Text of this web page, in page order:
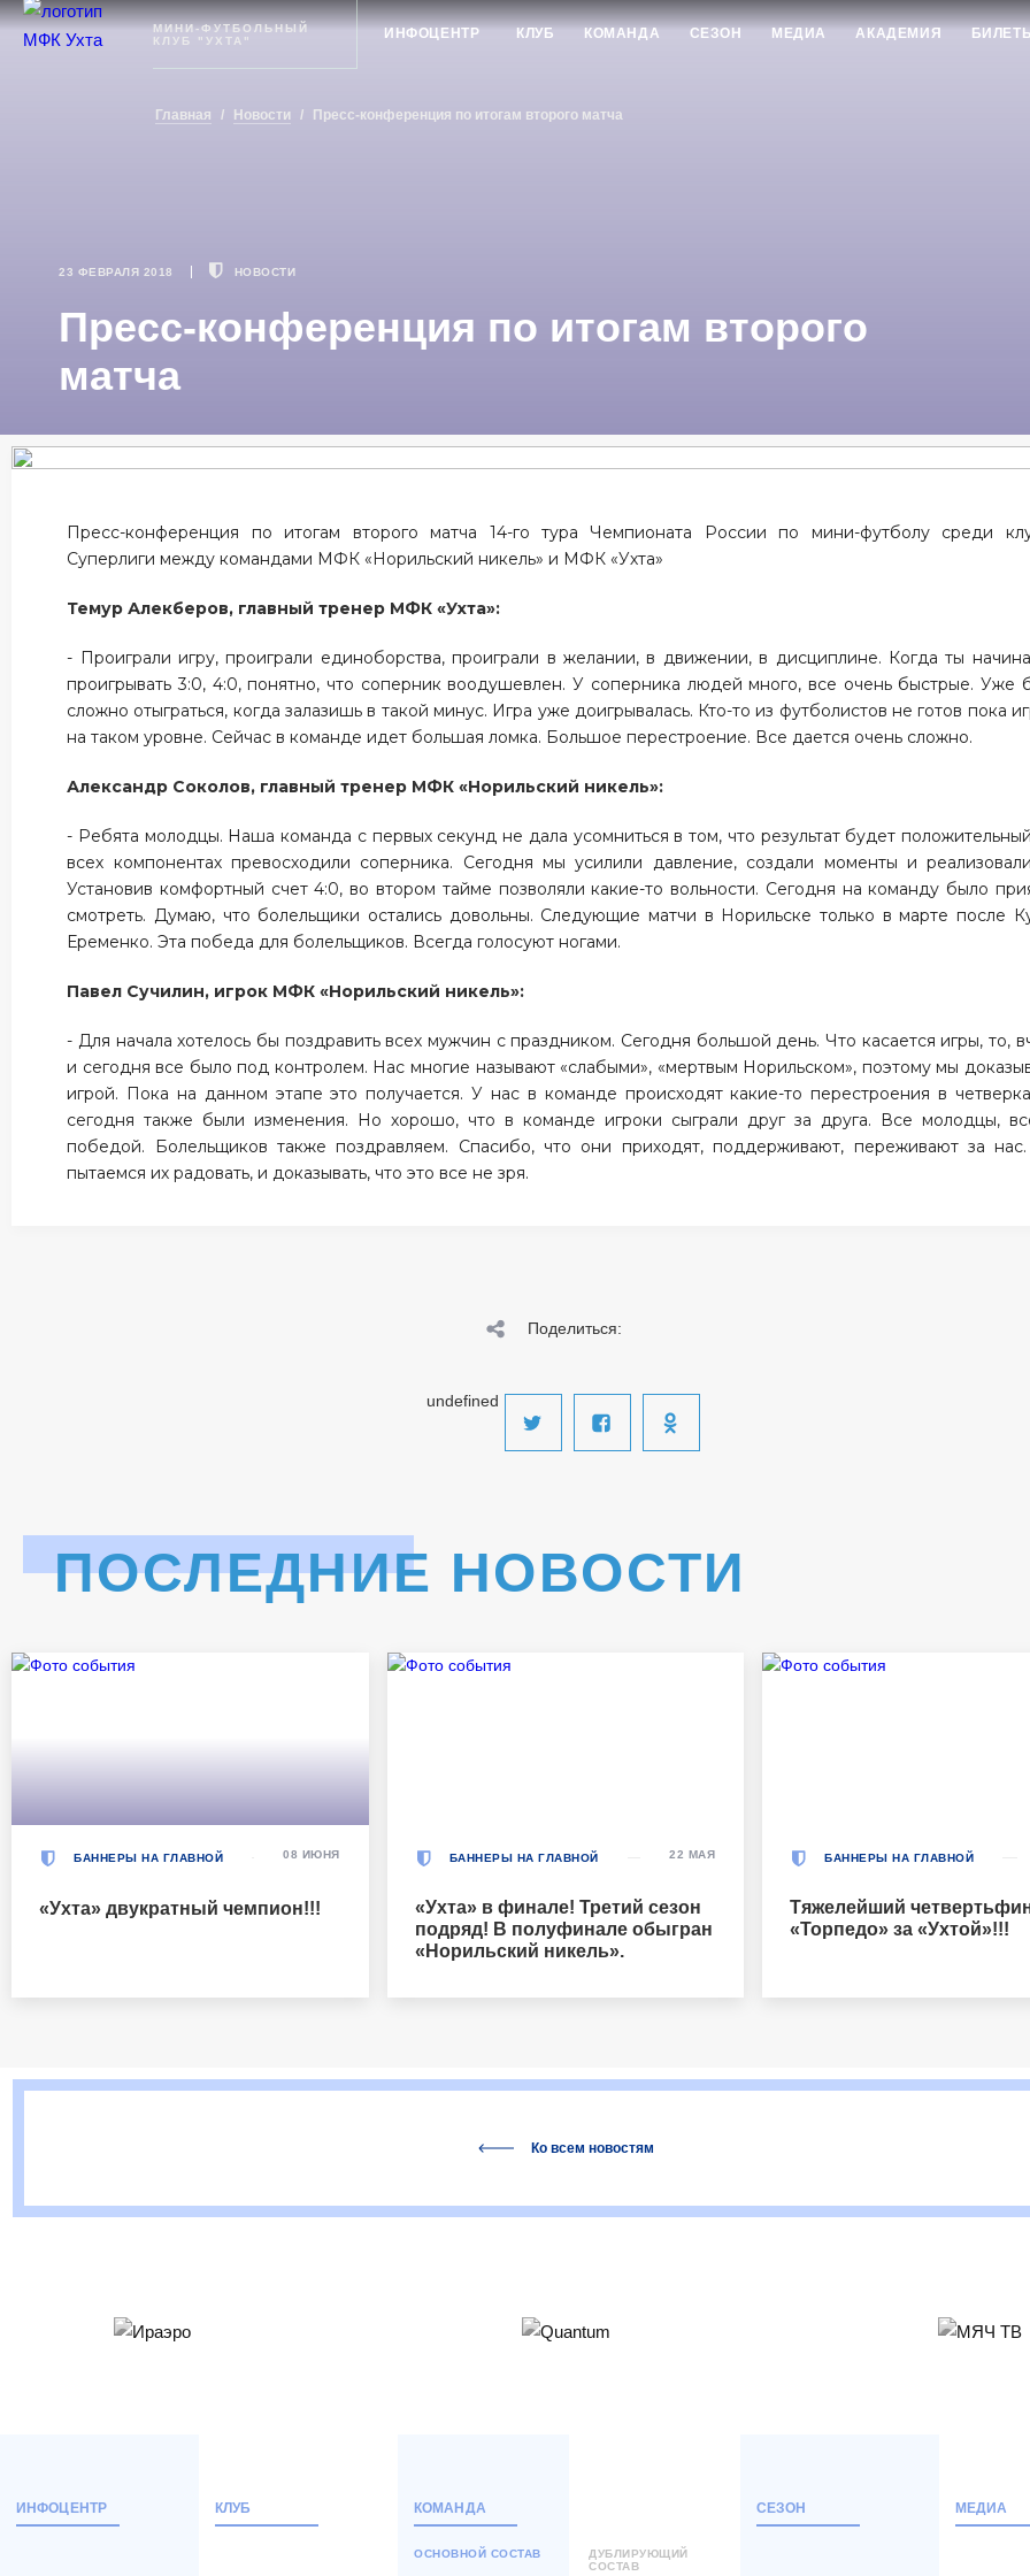
Ухта
МИНИ-ФУТБОЛЬНЫЙ
КЛУБ "УХТА"
ИНФОЦЕНТР КЛУБ КОМАНДА СЕЗОН МЕДИА АКАДЕМИЯ
Главная / Новости / Пресс-конференция по итогам второго матча
23 ФЕВРАЛЯ 2018 НОВОСТИ
Пресс-конференция по итогам второго
матча
Пресс-конференция по итогам второго матча 14-го тура Чемпионата России по мини-футболу среди
Суперлиги между командами МФК «Норильский никель» и МФК «Ухта»
Темур Алекберов, главный тренер МФК «Ухта»:
- Проиграли игру, проиграли единоборства, проиграли в желании, в движении, в дисциплине. Когда ты
проигрывать 3:0, 4:0, понятно, что соперник воодушевлен. У соперника людей много, все очень быстрые. Уже
сложно отыграться, когда залазишь в такой минус. Игра уже доигрывалась. Кто-то из футболистов не готов пока
на таком уровне. Сейчас в команде идет большая ломка. Большое перестроение. Все дается очень сложно.
Александр Соколов, главный тренер МФК «Норильский никель»:
- Ребята молодцы. Наша команда с первых секунд не дала усомниться в том, что результат будет
всех компонентах превосходили соперника. Сегодня мы усилили давление, создали моменты и
Установив комфортный счет 4:0, во втором тайме позволяли какие-то вольности. Сегодня на команду было
смотреть. Думаю, что болельщики остались довольны. Следующие матчи в Норильске только в марте после
Еременко. Эта победа для болельщиков. Всегда голосуют ногами.
Павел Сучилин, игрок МФК «Норильский никель»:
- Для начала хотелось бы поздравить всех мужчин с праздником. Сегодня большой день. Что касается игры, то,
и сегодня все было под контролем. Нас многие называют «слабыми», «мертвым Норильском», поэтому мы
игрой. Пока на данном этапе это получается. У нас в команде происходят какие-то перестроения в
сегодня также были изменения. Но хорошо, что в команде игроки сыграли друг за друга. Все молодцы,
победой. Болельщиков также поздравляем. Спасибо, что они приходят, поддерживают, переживают за
пытаемся их радовать, и доказывать, что это все не зря.
Поделиться:
undefined
ПОСЛЕДНИЕ НОВОСТИ
БАННЕРЫ НА ГЛАВНОЙ
«Ухта» двукратный чемпион!!!
08 ИЮНЯ БАННЕРЫ НА ГЛАВНОЙ
«Ухта» в финале! Третий сезон
подряд! В полуфинале обыгран
«Норильский никель».
22 МАЯ БАННЕРЫ НА ГЛАВНОЙ
Тяжелейший
«Торпедо» за «Ухтой»!!!
Ко всем новостям
ИНФОЦЕНТР КЛУБ КОМАНДА
ОСНОВНОЙ СОСТАВ
ДУБЛИРУЮЩИЙ
СОСТАВ
СЕЗОН МЕДИА